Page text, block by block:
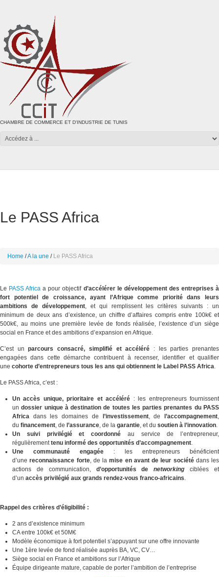
CHAMBRE DE COMMERCE ET D'INDUSTRIE DE TUNIS
Le PASS Africa
Home A la une Le PASS Africa
Le PASS Africa a pour objectif d’accélérer le développement des entreprises à
fort potentiel de croissance, ayant l’Afrique comme priorité dans leurs
ambitions de développement, et qui remplissent les critères suivants : un
minimum de deux ans d’existence, un chiffre d’affaires compris entre 100k€ et
500k€, au moins une première levée de fonds réalisée, l’existence d’un siège
social en France et des ambitions d’expansion en Afrique.
C’est unparcours consacré, simplifié et accéléré : les parties prenantes
engagées dans cette démarche contribuent à recenser, identifier et qualifier
une cohorte d’entrepreneurs tous les ans qui obtiennent le Label PASS Africa.
Le PASS Africa, c’est :
Un accès unique, prioritaire et accéléré : les entrepreneurs fournissent
undossier unique à destination de toutes les parties prenantes du PASS
Africa dans les domaines de l’investissement, de l’accompagnement,
du financement, de l’assurance, de la garantie, et du soutien à l’innovation.
Un suivi privilégié et coordonné au service de l’entrepreneur,
régulièrementtenu informé des opportunités d’accompagnement.
Une communauté engagée : les entrepreneurs bénéficient
d’unereconnaissance forte, de lamise en avant de leur sociétédans les
actions de communication, d’opportunités denetworking ciblées et
d’un accès privilégié aux grands rendez-vous franco-africains.
Rappel des critères d’éligibilité :
2 ans d’existence minimum
CA entre 100k€ et 50M€
Modèle économique à fort potentiel s’appuyant sur une offre innovante
Une 1ère levée de fond réalisée auprès BA, VC, CV…
Siège social en France et ambitions sur l’Afrique
Équipe dirigeante mature, capable de porter l’ambition de l’entreprise